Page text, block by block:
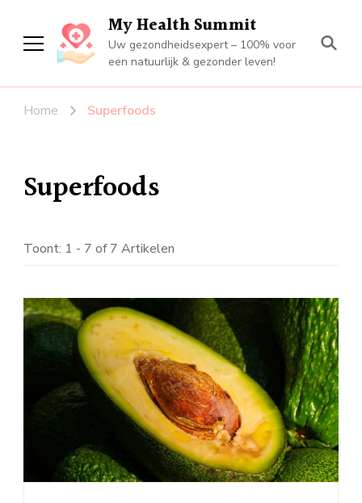
My Health Summit
Uw gezondheidsexpert – 100% voor
een natuurlijk & gezonder leven!
Home Superfoods
Superfoods
Toont: 1 - 7 of 7 Artikelen